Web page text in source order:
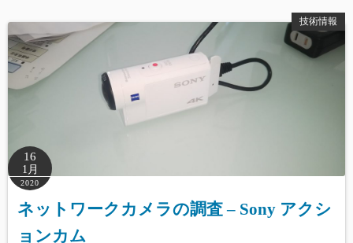
技術情報
16
1月
2020
ネットワークカメラの調査 – Sony アクシ
ョンカム